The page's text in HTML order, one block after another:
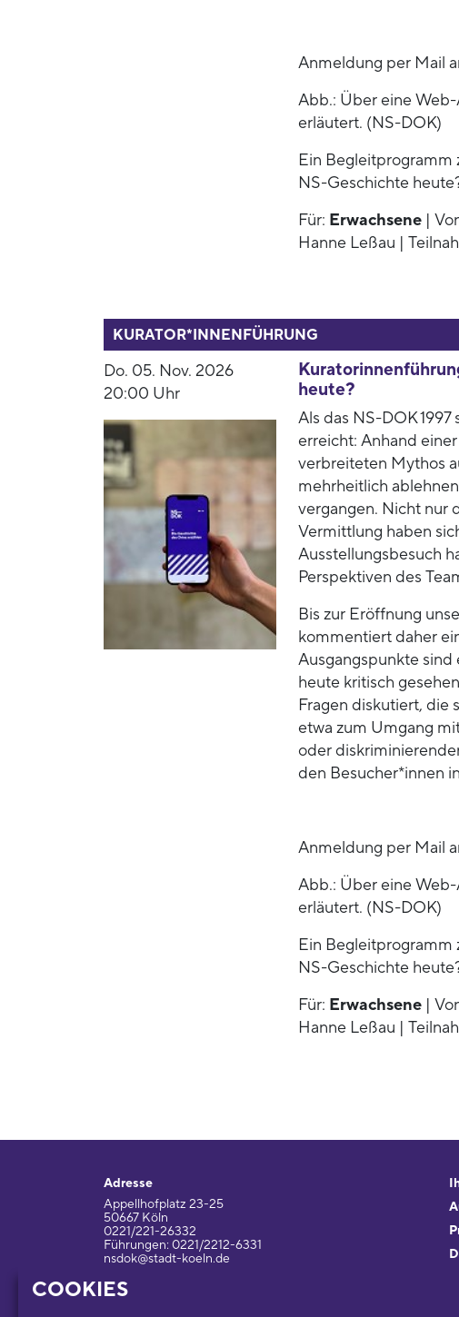
COOKIES
Anmeldung per Mail
Abb.: Über eine
erläutert. (NS-DOK)
Ein Begleitprogramm
NS-Geschichte
Für: Erwachsene|
Hanne Leßau |
KURATOR*INNENFÜHRUNG
Do. 05. Nov. 2026
20:00 Uhr
heute?
Als das NS-DOK
erreicht: Anhand
verbreiteten Mythos
mehrheitlich
vergangen. Nicht nur
Vermittlung haben
Ausstellungsbesuch
Perspektiven des
Bis zur Eröffnung
kommentiert daher
Ausgangspunkte
heute kritisch
Fragen diskutiert, die
etwa zum Umgang
oder
den Besucher*innen
Anmeldung per Mail
Abb.: Über eine
erläutert. (NS-DOK)
Ein Begleitprogramm
NS-Geschichte
Für: Erwachsene|
Hanne Leßau |
Adresse
Appellhofplatz 23-25
50667 Köln
0221/221-26332
Führungen: 0221/2212-6331
nsdok@stadt-koeln.de